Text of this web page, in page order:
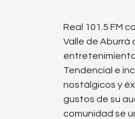
Real 101.5 FM
Valle de Aburrá
Tendencial e
nostálgicos y
gustos de su
comunidad se